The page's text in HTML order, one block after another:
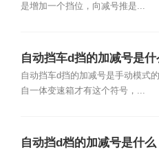
是增加一个挡位，向减号推是...
自动挡车d挡的加减号是什
自动挡车d挡的加减号是手动模式
自一体变速箱才有这个符号，...
自动挡d档的加减号是什么